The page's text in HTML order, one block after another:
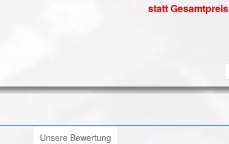
statt Gesamtpreis
Unsere Bewertung